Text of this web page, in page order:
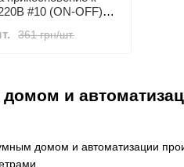
и
домом и автоматизации
#10 (ON-OFF)
361 грн/шт.